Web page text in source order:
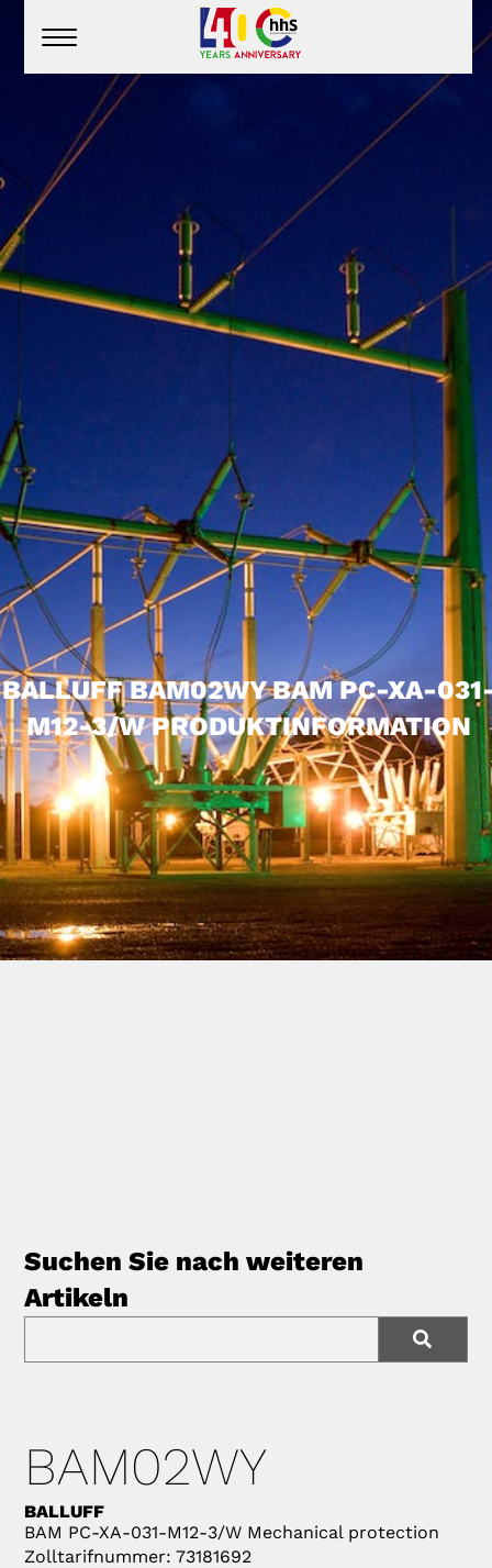
BALLUFF BAM02WY BAM PC-XA-
M12-3/W PRODUKTINFORMATION
Suchen Sie nach weiteren
Artikeln
BAM02WY
BALLUFF
BAM PC-XA-031-M12-3/W Mechanical protection
Zolltarifnummer: 73181692